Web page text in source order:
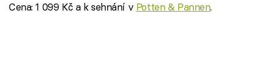
Cena: 1 099 Kč a k sehnání v Potten & Pannen.